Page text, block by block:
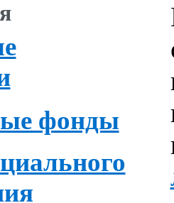
фонды